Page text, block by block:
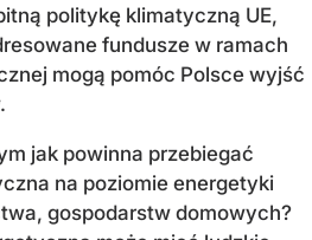
politykę klimatyczną UE,
fundusze w ramach
mogą pomóc Polsce wyjść
jak powinna przebiegać
na poziomie energetyki
gospodarstw domowych?